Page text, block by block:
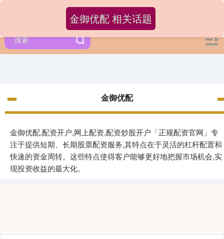
金御优配
金御优配,配资开户,网上配资,配资炒股开户「正规配资官网」专
注于提供短期、长期股票配资服务,其特点在于灵活的杠杆配置和
快速的资金周转。这些特点使得客户能够更好地把握市场机会,实
现投资收益的最大化。
金御优配 相关话题